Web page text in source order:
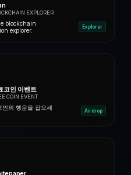
EXPLORER
blockchain
explorer.
Explorer
코인 이벤트
COIN EVENT
인의 행운을 잡으세
Airdrop